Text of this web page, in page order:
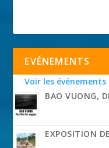
EVÉNEMENTS
Voir les événements
BAO VUONG,
EXPOSITION